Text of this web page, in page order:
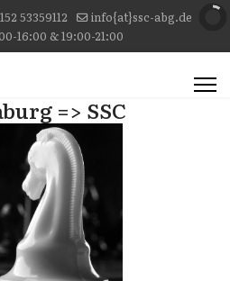
53359112
info{at}ssc-abg.de
16:00 & 19:00-21:00
=> SSC